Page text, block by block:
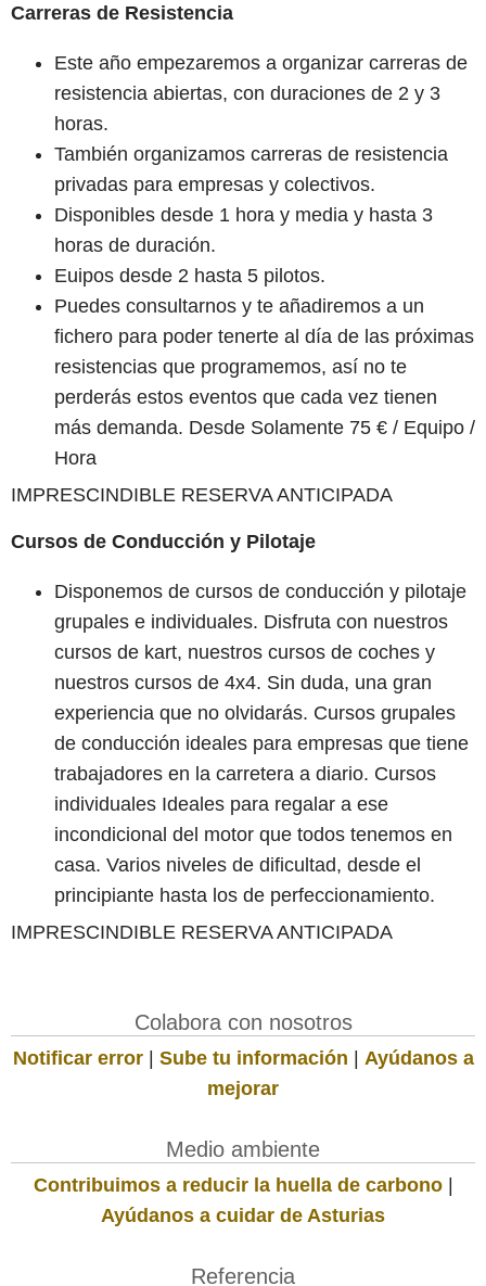
Carreras de Resistencia
Este año empezaremos a organizar carreras de
resistencia abiertas, con duraciones de 2 y 3
horas.
También organizamos carreras de resistencia
privadas para empresas y colectivos.
Disponibles desde 1 hora y media y hasta 3
horas de duración.
Euipos desde 2 hasta 5 pilotos.
Puedes consultarnos y te añadiremos a un
fichero para poder tenerte al día de las próximas
resistencias que programemos, así no te
perderás estos eventos que cada vez tienen
más demanda. Desde Solamente 75 € / Equipo /
Hora
IMPRESCINDIBLE RESERVA ANTICIPADA
Cursos de Conducción y Pilotaje
Disponemos de cursos de conducción y pilotaje
grupales e individuales. Disfruta con nuestros
cursos de kart, nuestros cursos de coches y
nuestros cursos de 4x4. Sin duda, una gran
experiencia que no olvidarás. Cursos grupales
de conducción ideales para empresas que tiene
trabajadores en la carretera a diario. Cursos
individuales Ideales para regalar a ese
incondicional del motor que todos tenemos en
casa. Varios niveles de dificultad, desde el
principiante hasta los de perfeccionamiento.
IMPRESCINDIBLE RESERVA ANTICIPADA
Colabora con nosotros
Notificar error| Sube tu información | Ayúdanos a
mejorar
Medio ambiente
Contribuimos a reducir la huella de carbono|
Ayúdanos a cuidar de Asturias
Referencia